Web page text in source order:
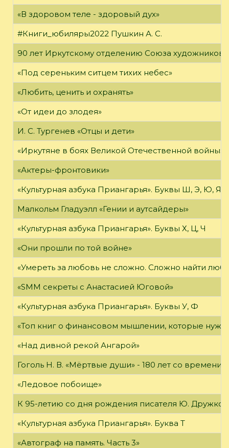
«В здоровом теле - здоровый дух»
#Книги_юбиляры2022 Пушкин А. С.
90 лет Иркутскому отделению Союза художников
«Под сереньким ситцем тихих небес»
«Любить, ценить и охранять»
«От идеи до злодея»
И. С. Тургенев «Отцы и дети»
«Иркутяне в боях Великой Отечественной войны»
«Актеры-фронтовики»
«Культурная азбука Приангарья». Буквы Ш, Э, Ю, Я
Малкольм Гладуэлл «Гении и аутсайдеры»
«Культурная азбука Приангарья». Буквы Х, Ц, Ч
«Они прошли по той войне»
«Умереть за любовь не сложно. Сложно найти
«SMM секреты с Анастасией Юговой»
«Культурная азбука Приангарья». Буквы У, Ф
«Топ книг о финансовом мышлении, которые
«Над дивной рекой Ангарой»
Гоголь Н. В. «Мёртвые души» - 180 лет со времени
«Ледовое побоище»
К 95-летию со дня рождения писателя Ю.
«Культурная азбука Приангарья». Буква Т
«Автограф на память. Часть 3»